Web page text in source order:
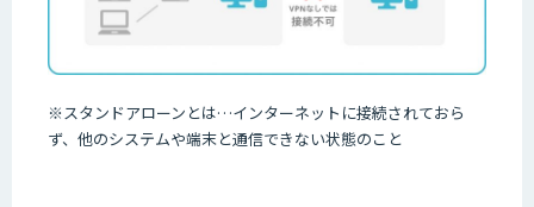
※ スタンドアローンとは…インターネットに接続されておら
ず、他のシステムや端末と通信できない状態のこと